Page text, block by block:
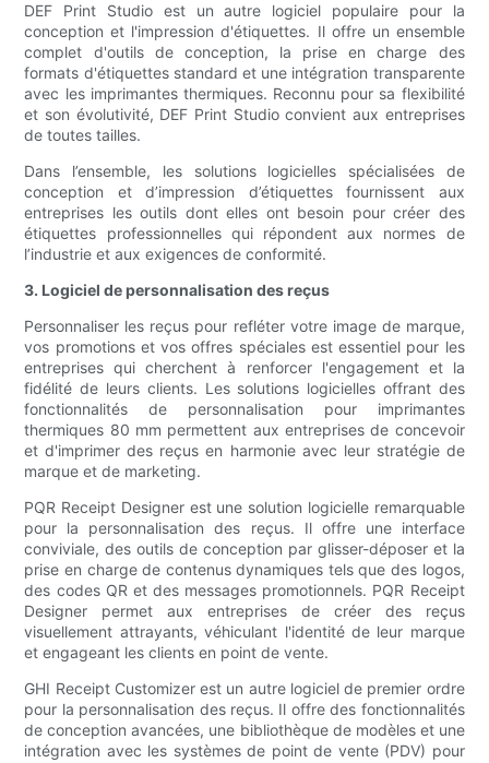
DEF Print Studio est un autre logiciel populaire pour la
conception et l'impression d'étiquettes. Il offre un ensemble
complet d'outils de conception, la prise en charge des
formats d'étiquettes standard et une intégration transparente
avec les imprimantes thermiques. Reconnu pour sa flexibilité
et son évolutivité, DEF Print Studio convient aux entreprises
de toutes tailles.
Dans l’ensemble, les solutions logicielles spécialisées de
conception et d’impression d’étiquettes fournissent aux
entreprises les outils dont elles ont besoin pour créer des
étiquettes professionnelles qui répondent aux normes de
l’industrie et aux exigences de conformité.
3. Logiciel de personnalisation des reçus
Personnaliser les reçus pour refléter votre image de marque,
vos promotions et vos offres spéciales est essentiel pour les
entreprises qui cherchent à renforcer l'engagement et la
fidélité de leurs clients. Les solutions logicielles offrant des
fonctionnalités de personnalisation pour imprimantes
thermiques 80 mm permettent aux entreprises de concevoir
et d'imprimer des reçus en harmonie avec leur stratégie de
marque et de marketing.
PQR Receipt Designer est une solution logicielle remarquable
pour la personnalisation des reçus. Il offre une interface
conviviale, des outils de conception par glisser-déposer et la
prise en charge de contenus dynamiques tels que des logos,
des codes QR et des messages promotionnels. PQR Receipt
Designer permet aux entreprises de créer des reçus
visuellement attrayants, véhiculant l'identité de leur marque
et engageant les clients en point de vente.
GHI Receipt Customizer est un autre logiciel de premier ordre
pour la personnalisation des reçus. Il offre des fonctionnalités
de conception avancées, une bibliothèque de modèles et une
intégration avec les systèmes de point de vente (PDV) pour